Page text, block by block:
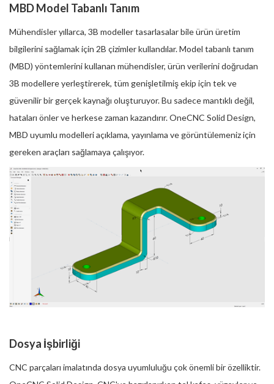
MBD Model Tabanlı Tanım
Mühendisler yıllarca, 3B modeller tasarlasalar bile ürün üretim
bilgilerini sağlamak için 2B çizimler kullandılar. Model tabanlı tanım
(MBD) yöntemlerini kullanan mühendisler, ürün verilerini doğrudan
3B modellere yerleştirerek, tüm genişletilmiş ekip için tek ve
güvenilir bir gerçek kaynağı oluşturuyor. Bu sadece mantıklı değil,
hataları önler ve herkese zaman kazandırır. OneCNC Solid Design,
MBD uyumlu modelleri açıklama, yayınlama ve görüntülemeniz için
gereken araçları sağlamaya çalışıyor.
Dosya İşbirliği
CNC parçaları imalatında dosya uyumluluğu çok önemli bir özelliktir.